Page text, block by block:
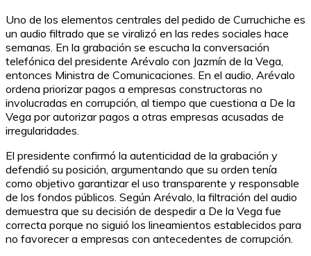
Uno de los elementos centrales del pedido de Curruchiche es
un audio filtrado que se viralizó en las redes sociales hace
semanas. En la grabación se escucha la conversación
telefónica del presidente Arévalo con Jazmín de la Vega,
entonces Ministra de Comunicaciones. En el audio, Arévalo
ordena priorizar pagos a empresas constructoras no
involucradas en corrupción, al tiempo que cuestiona a De la
Vega por autorizar pagos a otras empresas acusadas de
irregularidades.
El presidente confirmó la autenticidad de la grabación y
defendió su posición, argumentando que su orden tenía
como objetivo garantizar el uso transparente y responsable
de los fondos públicos. Según Arévalo, la filtración del audio
demuestra que su decisión de despedir a De la Vega fue
correcta porque no siguió los lineamientos establecidos para
no favorecer a empresas con antecedentes de corrupción.